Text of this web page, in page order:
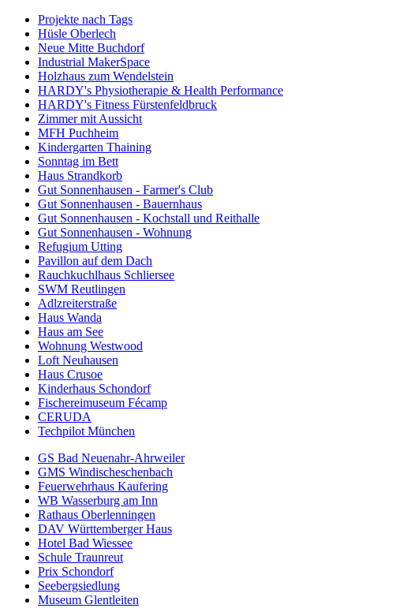
Projekte nach Tags
Hüsle Oberlech
Neue Mitte Buchdorf
Industrial MakerSpace
Holzhaus zum Wendelstein
HARDY's Physiotherapie & Health Performance
HARDY's Fitness Fürstenfeldbruck
Zimmer mit Aussicht
MFH Puchheim
Kindergarten Thaining
Sonntag im Bett
Haus Strandkorb
Gut Sonnenhausen - Farmer's Club
Gut Sonnenhausen - Bauernhaus
Gut Sonnenhausen - Kochstall und Reithalle
Gut Sonnenhausen - Wohnung
Refugium Utting
Pavillon auf dem Dach
Rauchkuchlhaus Schliersee
SWM Reutlingen
Adlzreiterstraße
Haus Wanda
Haus am See
Wohnung Westwood
Loft Neuhausen
Haus Crusoe
Kinderhaus Schondorf
Fischereimuseum Fécamp
CERUDA
Techpilot München
GS Bad Neuenahr-Ahrweiler
GMS Windischeschenbach
Feuerwehrhaus Kaufering
WB Wasserburg am Inn
Rathaus Oberlenningen
DAV Württemberger Haus
Hotel Bad Wiessee
Schule Traunreut
Prix Schondorf
Seebergsiedlung
Museum Glentleiten